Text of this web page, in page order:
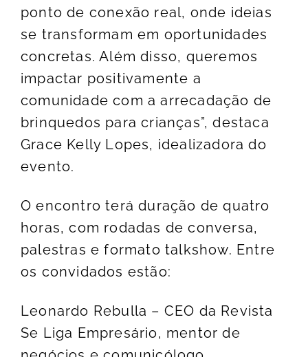
ponto de conexão real, onde ideias
se transformam em oportunidades
concretas. Além disso, queremos
impactar positivamente a
comunidade com a arrecadação de
brinquedos para crianças”, destaca
Grace Kelly Lopes, idealizadora do
evento.
O encontro terá duração de quatro
horas, com rodadas de conversa,
palestras e formato talkshow. Entre
os convidados estão:
Leonardo Rebulla – CEO da Revista
Se Liga Empresário, mentor de